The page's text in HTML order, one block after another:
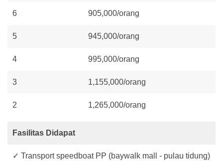
6 905,000/orang
5 945,000/orang
4 995,000/orang
3 1,155,000/orang
2 1,265,000/orang
Fasilitas Didapat
✓ Transport speedboat PP (baywalk mall - pulau tidung)